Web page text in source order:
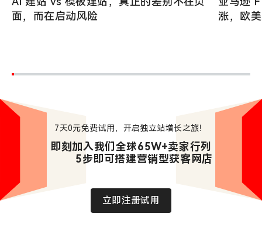
面，而在启动风险
涨，欧
7天0元免费试用，开启独立站增长之旅！
即刻加入我们全球65W+卖家行列
        5步即可搭建营销型获客网店
立即注册试用